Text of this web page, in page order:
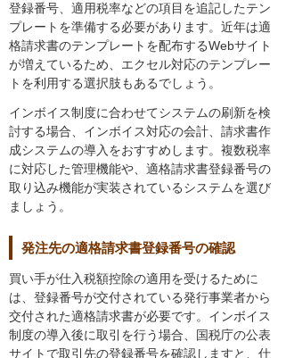
登録番号、適用税率などの項目を追記したテン
プレートを準備する必要があります。近年は適
格請求書のテンプレートを配布するWebサイト
が増えているため、エクセル対応のテンプレー
トを利用する選択肢もあるでしょう。
インボイス制度に合わせてシステムの刷新を検
討する場合、インボイス対応の会計、請求書作
成システムの導入をおすすめします。複数税率
に対応した管理機能や、適格請求書登録番号の
取り込み機能が実装されているシステムを選び
ましょう。
発注先の適格請求書登録番号の確認
買い手が仕入税額控除の適用を受けるために
は、登録番号が交付されている発行事業者から
交付された適格請求書が必要です。インボイス
制度の導入後に取引を行う場合、国税庁の公表
サイトで取引先の登録番号を確認しますと、仕